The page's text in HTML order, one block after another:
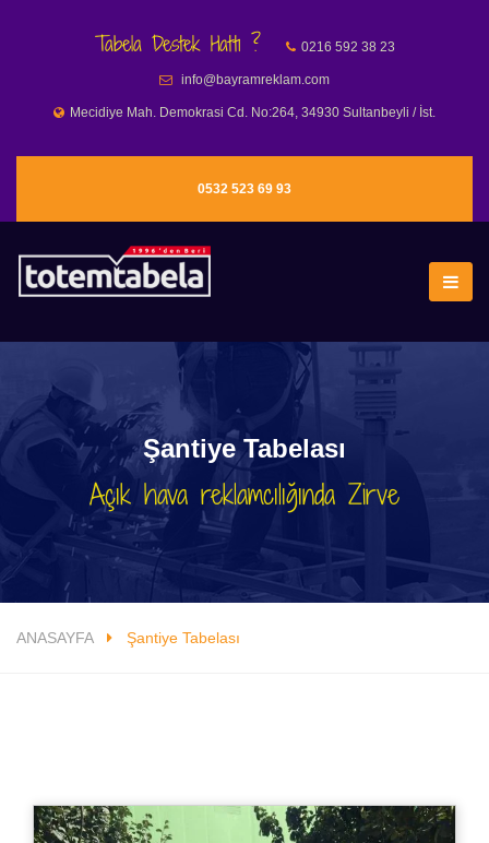
Tabela Destek Hattı ? 0216 592 38 23
info@bayramreklam.com
Mecidiye Mah. Demokrasi Cd. No:264, 34930 Sultanbeyli / İst.
0532 523 69 93
Şantiye Tabelası
Açık hava reklamcılığında Zirve
ANASAYFA Şantiye Tabelası